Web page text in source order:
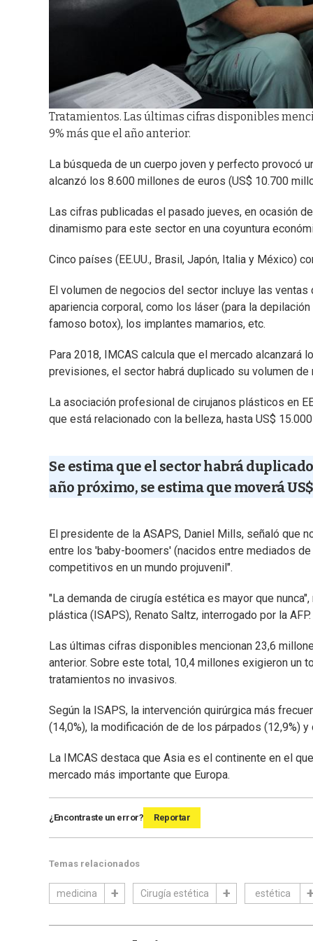
Tratamientos. Las últimas cifras disponibles
9% más que el año anterior.
La búsqueda de un cuerpo joven y perfecto provocó
alcanzó los 8.600 millones de euros (US$ 10.700
Las cifras publicadas el pasado jueves, en ocasión
dinamismo para este sector en una coyuntura
Cinco países (EE.UU., Brasil, Japón, Italia y México)
El volumen de negocios del sector incluye las
apariencia corporal, como los láser (para la
famoso botox), los implantes mamarios, etc.
Para 2018, IMCAS calcula que el mercado
previsiones, el sector habrá duplicado su volumen
La asociación profesional de cirujanos plásticos en
que está relacionado con la belleza, hasta US$
Se estima que el sector habrá
año próximo, se estima que moverá
El presidente de la ASAPS, Daniel Mills, señaló que
entre los 'baby-boomers' (nacidos entre mediados
competitivos en un mundo projuvenil".
"La demanda de cirugía estética es mayor que
plástica (ISAPS), Renato Saltz, interrogado por la AFP.
Las últimas cifras disponibles mencionan 23,6
anterior. Sobre este total, 10,4 millones exigieron un
tratamientos no invasivos.
Según la ISAPS, la intervención quirúrgica más
(14,0%), la modificación de de los párpados (12,9%)
La IMCAS destaca que Asia es el continente en el
mercado más importante que Europa.
¿Encontraste un error? Reportar
Temas relacionados
medicina Cirugía estética estética